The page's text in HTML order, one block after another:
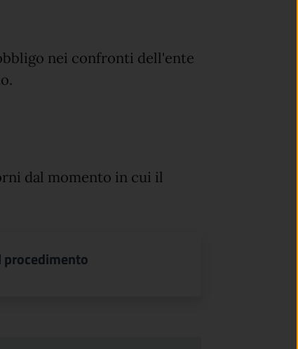
nei confronti dell'ente
dal momento in cui il
procedimento